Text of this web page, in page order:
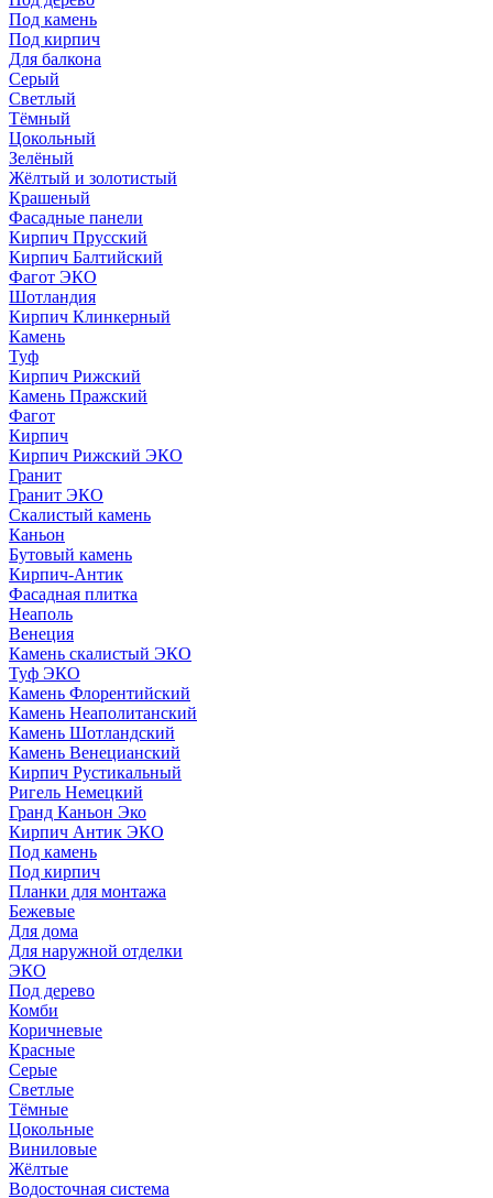
Под камень
Под кирпич
Для балкона
Серый
Светлый
Тёмный
Цокольный
Зелёный
Жёлтый и золотистый
Крашеный
Фасадные панели
Кирпич Прусский
Кирпич Балтийский
Фагот ЭКО
Шотландия
Кирпич Клинкерный
Камень
Туф
Кирпич Рижский
Камень Пражский
Фагот
Кирпич
Кирпич Рижский ЭКО
Гранит
Гранит ЭКО
Скалистый камень
Каньон
Бутовый камень
Кирпич-Антик
Фасадная плитка
Неаполь
Венеция
Камень скалистый ЭКО
Туф ЭКО
Камень Флорентийский
Камень Неаполитанский
Камень Шотландский
Камень Венецианский
Кирпич Рустикальный
Ригель Немецкий
Гранд Каньон Эко
Кирпич Антик ЭКО
Под камень
Под кирпич
Планки для монтажа
Бежевые
Для дома
Для наружной отделки
ЭКO
Под дерево
Комби
Коричневые
Красные
Серые
Светлые
Тёмные
Цокольные
Виниловые
Жёлтые
Водосточная система